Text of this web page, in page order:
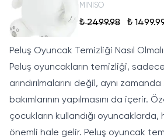
MINISO
₺ 2499.98 ₺
Peluş Oyuncak Temizliği Nasıl
Peluş oyuncakların temizliği,
arındırılmalarını değil, aynı
bakımlarının yapılmasını da içerir.
çocukların kullandığı
önemli hale gelir. Peluş oyuncak